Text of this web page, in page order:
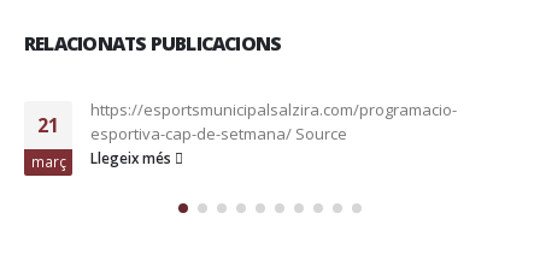
RELACIONATS PUBLICACIONS
21
març
https://esportsmunicipalsalzira.com/programacio-
esportiva-cap-de-setmana/ Source
Llegeix més